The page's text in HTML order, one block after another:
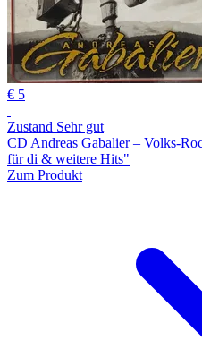
€ 5
Zustand Sehr gut
CD Andreas Gabalier – Volks-
für di & weitere Hits"
Zum Produkt